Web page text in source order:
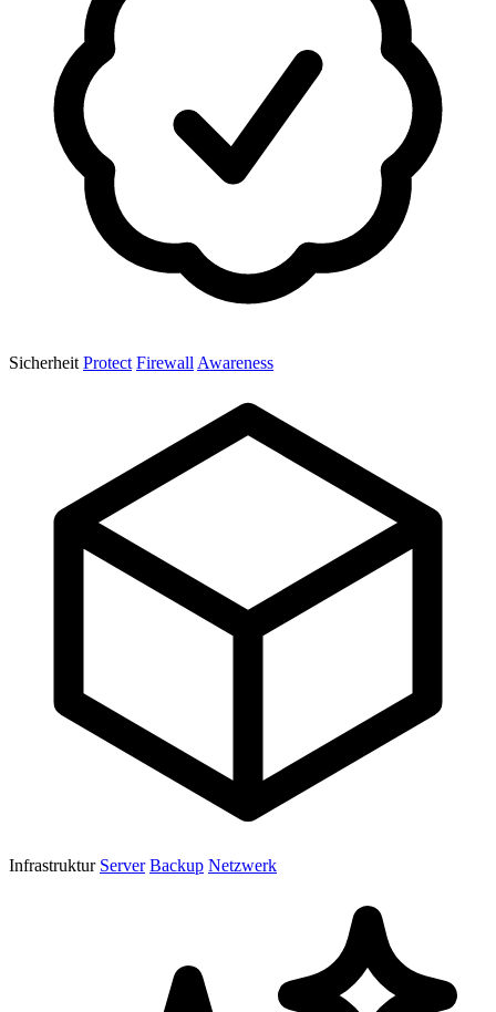
Sicherheit Protect Firewall Awareness
Infrastruktur Server Backup Netzwerk